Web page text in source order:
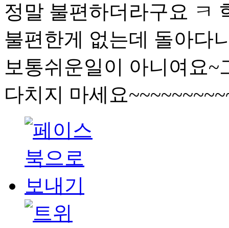
정말 불편하더라구요 ㅋ
불편한게 없는데 돌아다
보통쉬운일이 아니여요
다치지 마세요